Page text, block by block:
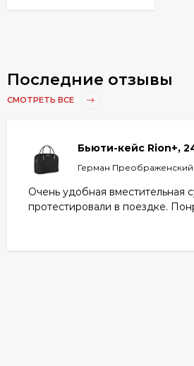
Последние отзывы
СМОТРЕТЬ ВСЕ
Бьюти-кейс Rion+,
Герман Преображенский
Очень удобная вместительная
протестировали в поездке.